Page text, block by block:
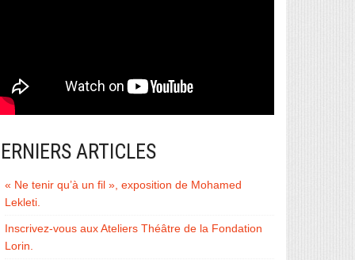
ARTICLES
« Ne tenir qu’à un fil », exposition de Mohamed
Lekleti.
Inscrivez-vous aux Ateliers Théâtre de la Fondation
Lorin.